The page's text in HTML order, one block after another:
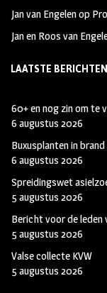
Jan van Engelenop
Jan en Roos van
LAATSTE BERICHTEN
60+ en nog zin om te
6 augustus 2026
Buxusplanten in
6 augustus 2026
Spreidingswet
5 augustus 2026
Bericht voor de leden
5 augustus 2026
Valse collecte KVW
5 augustus 2026